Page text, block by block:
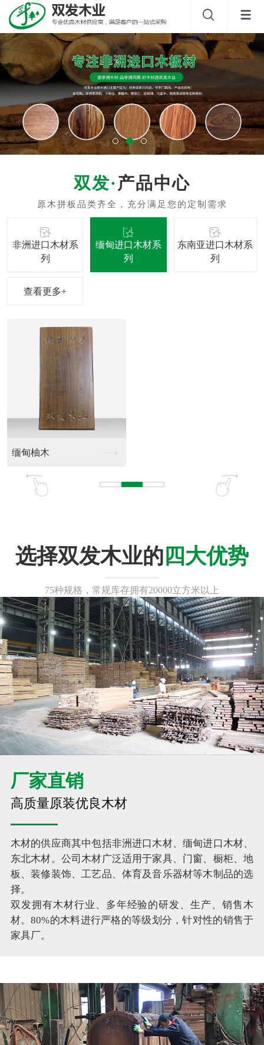
产品中心
非洲进口木材系
列
缅甸进口木材系
列
东南亚进口木材系
列
查看更多+
缅甸柚木
选择双发木业的 四大优势
75种规格，常规库存拥有20000立方米以上
厂家直销
高质量原装优良木材
木材的供应商其中包括非洲进口木材、缅甸进口木材、
东北木材。公司木材广泛适用于家具、门窗、橱柜、地
板、装修装饰、工艺品、体育及音乐器材等木制品的选
择。
双发拥有木材行业、多年经验的研发、生产、销售木
材。80%的木料进行严格的等级划分，针对性的销售于
家具厂。